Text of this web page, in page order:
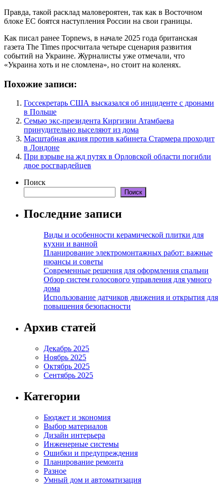
Правда, такой расклад маловероятен, так как в Восточном
блоке ЕС боятся наступления России на свои границы.
Как писал ранее Topnews, в начале 2025 года британская
газета The Times просчитала четыре сценария развития
событий на Украине. Журналисты уже отмечали, что
«Украина хоть и не сломлена», но стоит на коленях.
Похожие записи:
Госсекретарь США высказался об инциденте с дронами
в Польше
Семью экс-президента Киргизии Атамбаева
принудительно выселяют из дома
Масштабная акция против кабинета Стармера проходит
в Лондоне
При взрыве на жд путях в Орловской области погибли
двое росгвардейцев
Поиск
Поиск
Последние записи
Виды и особенности керамической плитки для
кухни и ванной
Планирование электромонтажных работ: важные
нюансы и советы
Современные решения для оформления спальни
Обзор систем голосового управления для умного
дома
Использование датчиков движения и открытия для
повышения безопасности
Архив статей
Декабрь 2025
Ноябрь 2025
Октябрь 2025
Сентябрь 2025
Категории
Бюджет и экономия
Выбор материалов
Дизайн интерьера
Инженерные системы
Ошибки и предупреждения
Планирование ремонта
Разное
Умный дом и автоматизация